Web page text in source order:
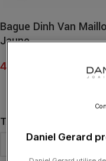
Bague Dinh Van
Jaune
4 900.00
TAILLE DE DOIGT
Daniel Gerard